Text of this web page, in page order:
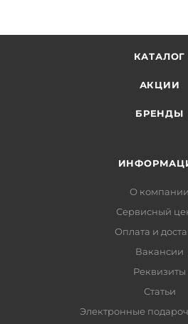
КАТАЛОГ
АКЦИИ
БРЕНДЫ
О компании
Сервисный
Оплата и
Вакансии
Реквизиты
Статьи
Электронные